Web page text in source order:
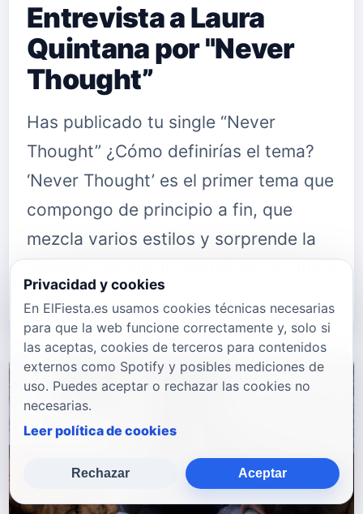
Entrevista a Laura
Quintana por "Never
Thought”
Has publicado tu single “Never
Thought” ¿Cómo definirías el tema?
‘Never Thought’ es el primer tema que
compongo de principio a fin, que
mezcla varios estilos y sorprende la
simple vista parece que vaya…
Privacidad y cookies
En ElFiesta.es usamos cookies técnicas necesarias
para que la web funcione correctamente y, solo si
las aceptas, cookies de terceros para contenidos
externos como Spotify y posibles mediciones de
uso. Puedes aceptar o rechazar las cookies no
necesarias.
Leer política de cookies
Rechazar Aceptar